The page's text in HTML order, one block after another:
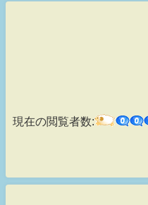
現在の閲覧者数: